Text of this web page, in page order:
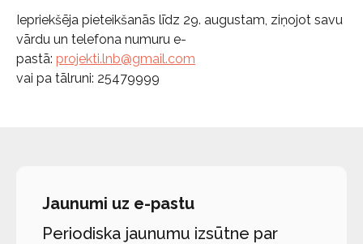
Iepriekšēja pieteikšanās līdz 29. augustam, ziņojot savu
vārdu un telefona numuru e-
pastā: projekti.lnb@gmail.com
vai pa tālruni: 25479999
Jaunumi uz e-pastu
Periodiska jaunumu izsūtne par